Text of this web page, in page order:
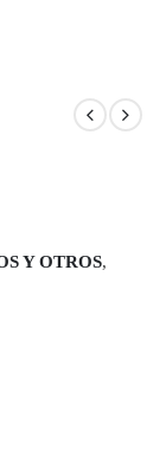
Y OTROS,